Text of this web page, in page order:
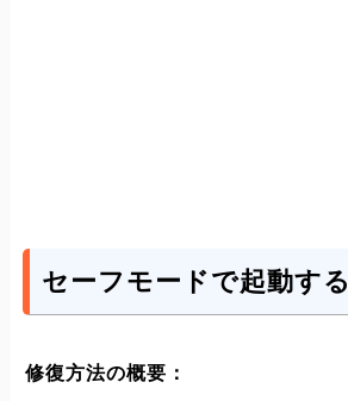
セーフモードで起動する
修復方法の概要：